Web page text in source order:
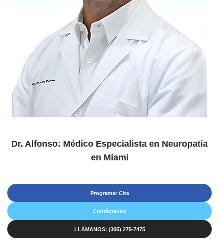
Dr. Alfonso: Médico Especialista en Neuropatía
en Miami
Programar Cita
Contáctenos
LLÁMANOS: (305) 275-7475